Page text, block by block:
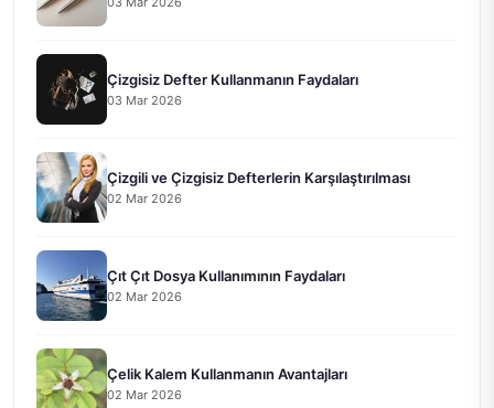
Çizgisiz Defter Kullanmanın Faydaları
03 Mar 2026
Çizgili ve Çizgisiz Defterlerin Karşılaştırılması
02 Mar 2026
Çıt Çıt Dosya Kullanımının Faydaları
02 Mar 2026
Çelik Kalem Kullanmanın Avantajları
02 Mar 2026